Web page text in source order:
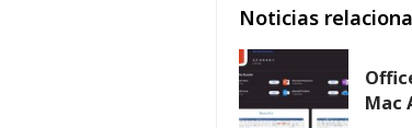
Noticias
Mac